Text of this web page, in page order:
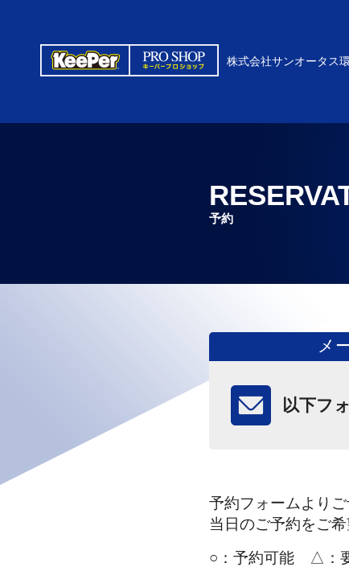
株式会社サンオータス
予約
メ
以下フ
予約フォームより
当日のご予約をご
○： 予約可能 △：